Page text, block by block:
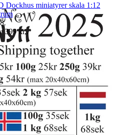
Dockhus miniatyrer skala 1:12
.
399 kr,.